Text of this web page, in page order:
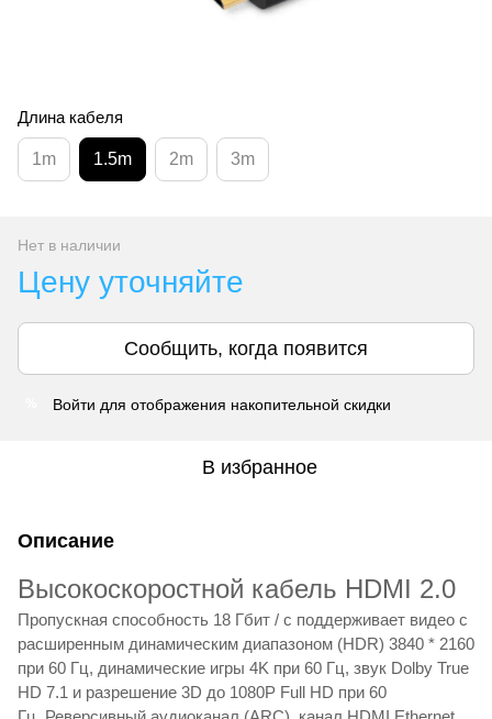
Длина кабеля
1m 1.5m 2m 3m
Нет в наличии
Цену уточняйте
Сообщить, когда появится
Войти для отображения накопительной скидки
В избранное
Описание
Высокоскоростной кабель HDMI 2.0
Пропускная способность 18 Гбит / с поддерживает видео с
расширенным динамическим диапазоном (HDR) 3840 * 2160
при 60 Гц, динамические игры 4K при 60 Гц, звук Dolby True
HD 7.1 и разрешение 3D до 1080P Full HD при 60